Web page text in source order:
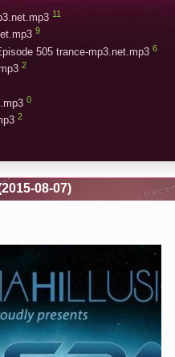
11
9
505 trance-mp3.net.mp3 6
2
0
2
08-07)